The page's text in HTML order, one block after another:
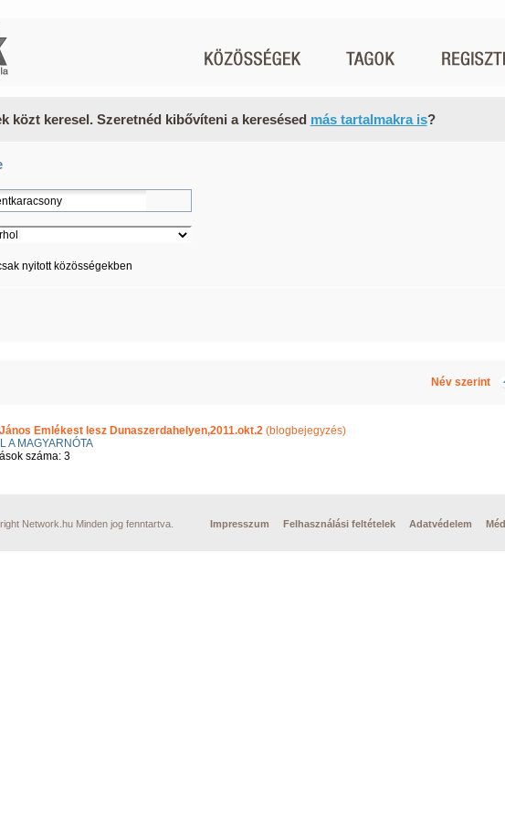
közt keresel. Szeretnéd kibővíteni a keresésed más tartalmakra is?
nyitott közösségekben
Név szerint
Emlékest lesz Dunaszerdahelyen,2011.okt.2(blogbejegyzés)
A MAGYARNÓTA
száma: 3
Network.hu Minden jog fenntartva. Impresszum Felhasználási feltételek Adatvédelem